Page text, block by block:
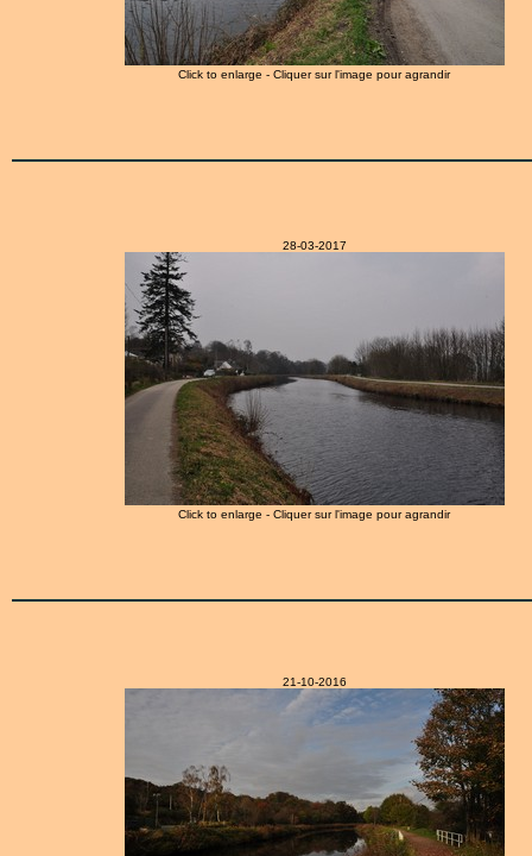
Click to enlarge - Cliquer sur l'image pour agrandir
28-03-2017
Click to enlarge - Cliquer sur l'image pour agrandir
21-10-2016